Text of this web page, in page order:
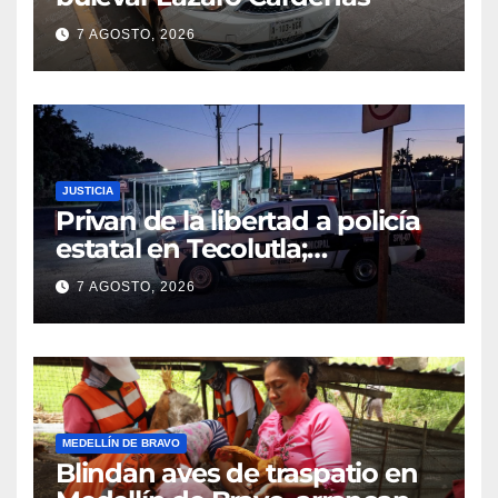
7 AGOSTO, 2026
JUSTICIA
Privan de la libertad a policía
estatal en Tecolutla;
despliegan operativo para
localizarlo
7 AGOSTO, 2026
MEDELLÍN DE BRAVO
Blindan aves de traspatio en